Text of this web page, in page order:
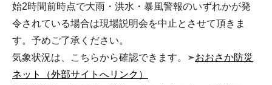
始2時間前時点で大雨・洪水・暴風警報のいずれかが発
令されている場合は現場説明会を中止とさせて頂きま
す。予めご了承ください。
気象状況は、こちらから確認できます。➣おおさか防災
ネット（外部サイトへリンク）